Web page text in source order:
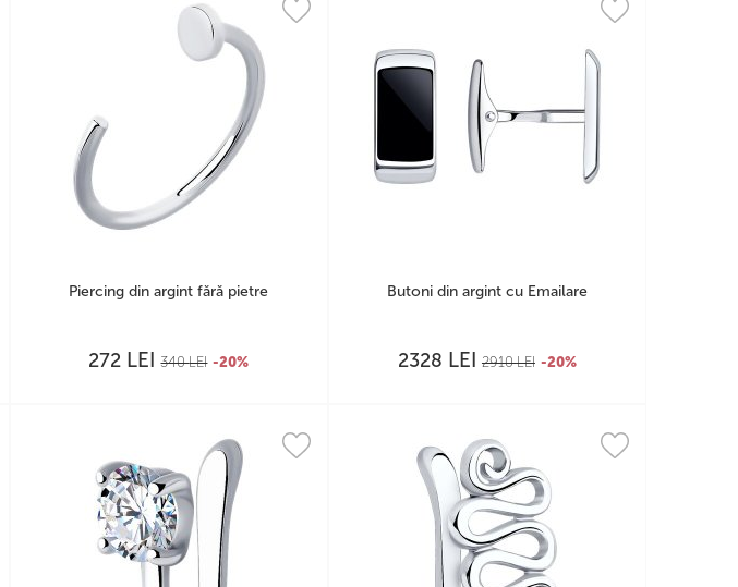
Piercing din argint fără pietre
272 LEI 340LEI -20%
Butoni din argint cu Emailare
2328 LEI 2910LEI -20%